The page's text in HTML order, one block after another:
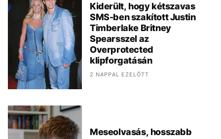
Kiderült, hogy kétszavas
SMS-ben szakított Justin
Timberlake Britney
Spearsszel az
Overprotected
klipforgatásán
2 NAPPAL EZELŐTT
Meseolvasás, hosszabb